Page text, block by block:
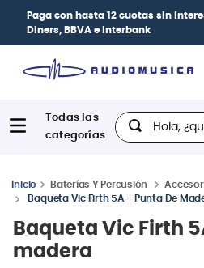
Paga con hasta 12 cuotas sin
Diners, BBVA e Interbank
Hola, ¿qué
Baterías Y Percusión
Baqueta Vic Firth 5A - Punta De
Baqueta Vic Firth
madera